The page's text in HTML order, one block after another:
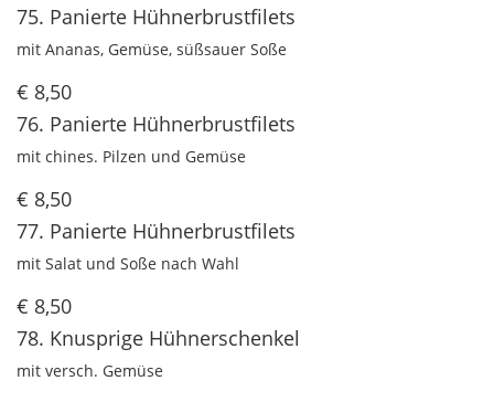
75. Panierte Hühnerbrustfilets
mit Ananas, Gemüse, süßsauer Soße
€ 8,50
76. Panierte Hühnerbrustfilets
mit chines. Pilzen und Gemüse
€ 8,50
77. Panierte Hühnerbrustfilets
mit Salat und Soße nach Wahl
€ 8,50
78. Knusprige Hühnerschenkel
mit versch. Gemüse